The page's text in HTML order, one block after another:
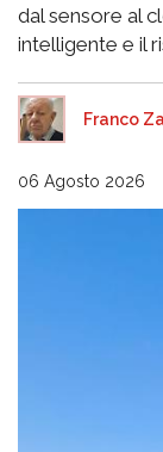
dal sensore al
intelligente e il
Franco
06 Agosto 2026